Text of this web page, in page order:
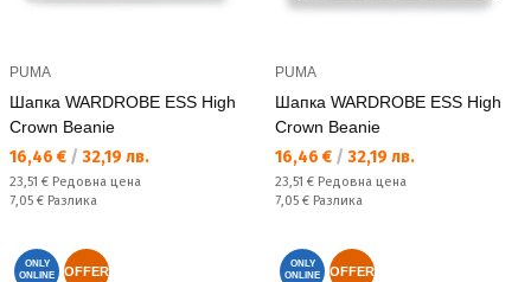
PUMA
Шапка WARDROBE ESS High
Crown Beanie
Текуща цена:
16,46 € / 32,19 лв.
Редовна цена:
23,51 € Редовна цена
Спестявате:
7,05 € Разлика
PUMA
Шапка WARDROBE ESS High
Crown Beanie
Текуща цена:
16,46 € / 32,19 лв.
Редовна цена:
23,51 € Редовна цена
Спестявате:
7,05 € Разлика
ONLY
ONLINE
OFFER
ONLY
ONLINE
OFFER